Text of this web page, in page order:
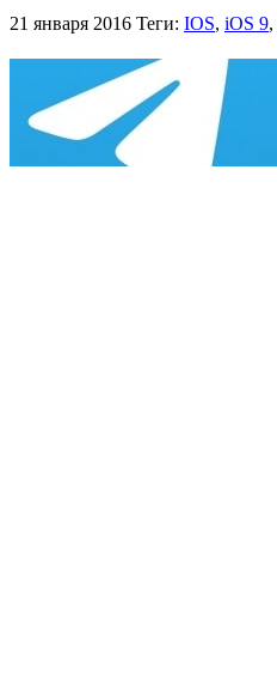
21 января 2016 Теги: IOS, iOS 9,